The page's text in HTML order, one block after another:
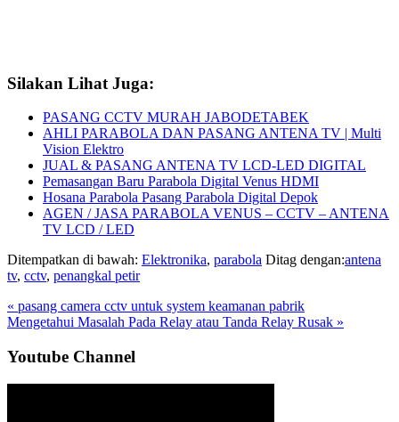
Silakan Lihat Juga:
PASANG CCTV MURAH JABODETABEK
AHLI PARABOLA DAN PASANG ANTENA TV | Multi
Vision Elektro
JUAL & PASANG ANTENA TV LCD-LED DIGITAL
Pemasangan Baru Parabola Digital Venus HDMI
Hosana Parabola Pasang Parabola Digital Depok
AGEN / JASA PARABOLA VENUS – CCTV – ANTENA
TV LCD / LED
Ditempatkan di bawah: Elektronika, parabola Ditag dengan:antena
tv, cctv, penangkal petir
Previous
Post:
« pasang camera cctv untuk system keamanan pabrik
Next
Mengetahui Masalah Pada Relay atau Tanda Relay Rusak »
Sidebar
Utama
Youtube Channel